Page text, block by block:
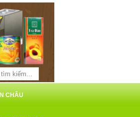
CHÂU